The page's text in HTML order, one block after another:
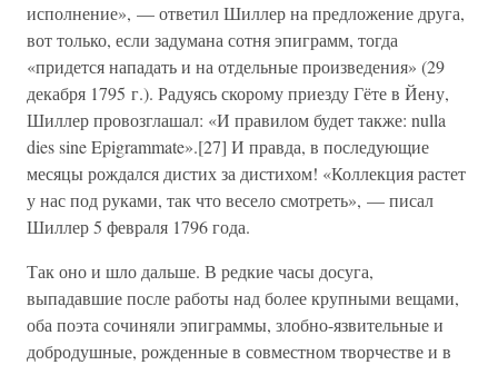
исполнение», — ответил Шиллер на предложение друга,
вот только, если задумана сотня эпиграмм, тогда
«придется нападать и на отдельные произведения» (29
декабря 1795 г.). Радуясь скорому приезду Гёте в Йену,
Шиллер провозглашал: «И правилом будет также: nulla
dies sine Epigrammate».[27] И правда, в последующие
месяцы рождался дистих за дистихом! «Коллекция растет
у нас под руками, так что весело смотреть», — писал
Шиллер 5 февраля 1796 года.
Так оно и шло дальше. В редкие часы досуга,
выпадавшие после работы над более крупными вещами,
оба поэта сочиняли эпиграммы, злобно-язвительные и
добродушные, рожденные в совместном творчестве и в